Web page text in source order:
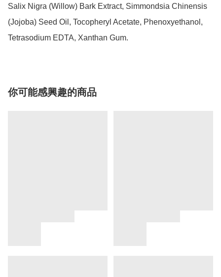
Salix Nigra (Willow) Bark Extract, Simmondsia Chinensis
(Jojoba) Seed Oil, Tocopheryl Acetate, Phenoxyethanol,
你可能感興趣的商品